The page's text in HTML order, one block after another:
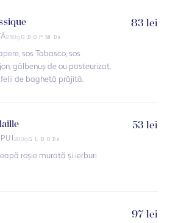
250g G D O P M Ds
sos Tabasco, sos
gălbenuș de ou pasteurizat,
de baghetă prăjită.
83 lei
200gG L D O Ds
roșie murată și ierburi
53 lei
97 lei